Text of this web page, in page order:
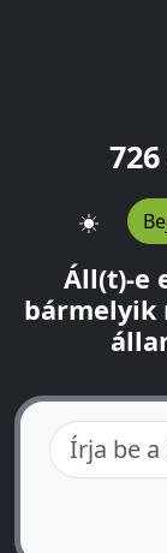
Áll(t)-e
bármelyik